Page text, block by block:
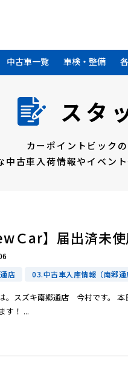
中古車一覧 車検・整備
スタ
カーポイントビック
中古車入荷情報やイベント
Ｃar】届出済未
店
03.中古車入庫情報（南郷通
。スズキ南郷通店 今村です。
す！ ...